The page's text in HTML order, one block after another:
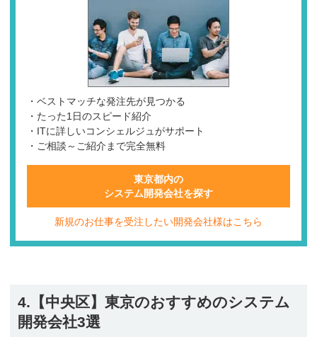
・ベストマッチな発注先が見つかる
・たった1日のスピード紹介
・ITに詳しいコンシェルジュがサポート
・ご相談～ご紹介まで完全無料
東京都内の
システム開発会社を探す
新規のお仕事を受注したい開発会社様はこちら
4.【中央区】東京のおすすめのシステム
開発会社3選